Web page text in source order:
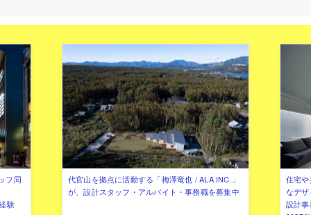
フ同
験
代官山を拠点に活動する「梅澤竜也 / ALA INC.」
が、設計スタッフ・アルバイト・事務職を募集中
住宅
なデ
設計